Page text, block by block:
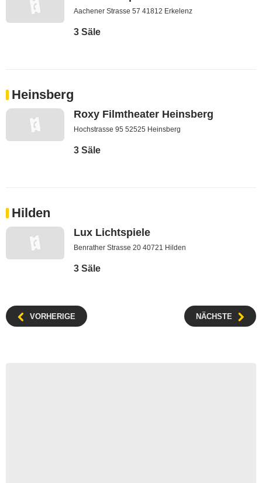
Aachener Strasse 57 41812 Erkelenz
3 Säle
Heinsberg
Roxy Filmtheater Heinsberg
Hochstrasse 95 52525 Heinsberg
3 Säle
Hilden
Lux Lichtspiele
Benrather Strasse 20 40721 Hilden
3 Säle
VORHERIGE NÄCHSTE